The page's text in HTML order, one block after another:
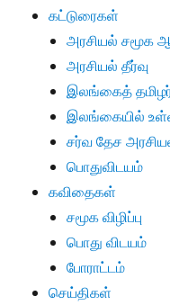
கட்டுரைகள்
அரசியல் சமூக
அரசியல் தீர்வு
இலங்கைத்
இலங்கையில்
சர்வ தேச
பொதுவிடயம்
கவிதைகள்
சமூக விழிப்பு
பொது விடயம்
போராட்டம்
செய்திகள்